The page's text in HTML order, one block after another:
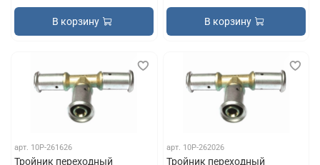
В корзину В корзину
арт. 10P-261626
Тройник переходный
арт. 10P-262026
Тройник переходный